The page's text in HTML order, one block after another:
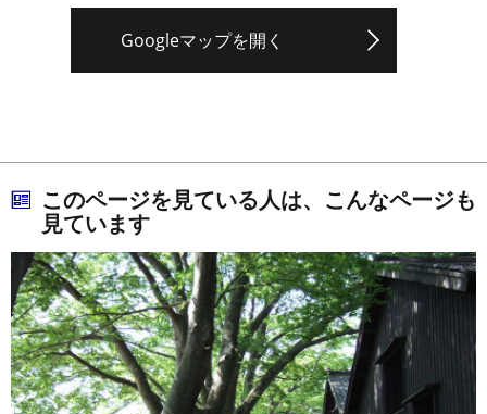
Googleマップを開く
このページを見ている人は、こんなページも
見ています